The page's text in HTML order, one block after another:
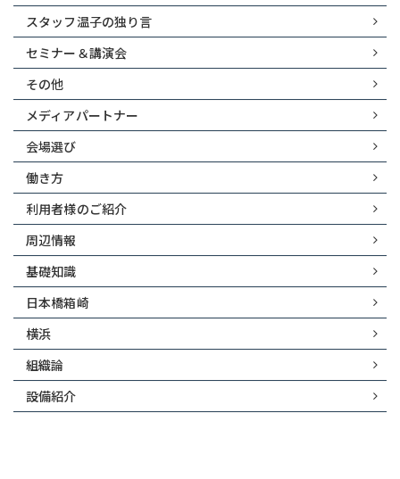
スタッフ温子の独り言
セミナー＆講演会
その他
メディアパートナー
会場選び
働き方
利用者様のご紹介
周辺情報
基礎知識
日本橋箱崎
横浜
組織論
設備紹介